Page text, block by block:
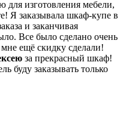
изготовления мебели,
Я заказывала шкаф-купе в
и заканчивая
Все было сделано очень
ещё скидку сделали!
за прекрасный шкаф!
буду заказывать только